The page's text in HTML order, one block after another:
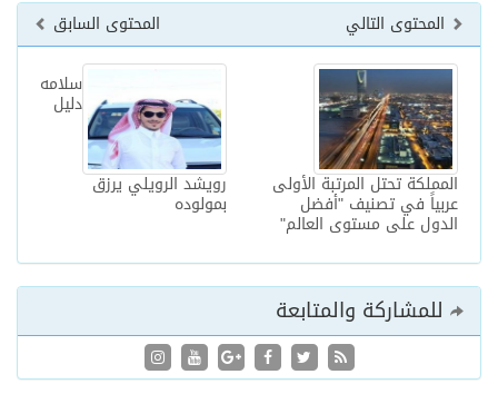
المحتوى السابق
المحتوى التالي
سلامه
دليل
رويشد الرويلي يرزق
بمولوده
المملكة تحتل المرتبة الأولى
عربياً في تصنيف "أفضل
الدول على مستوى العالم"
للمشاركة والمتابعة